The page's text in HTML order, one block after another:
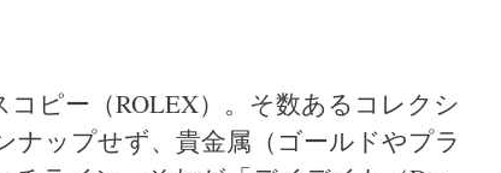
ピー（ROLEX）。そ数あるコレクシ
ップせず、貴金属（ゴールドやプラ